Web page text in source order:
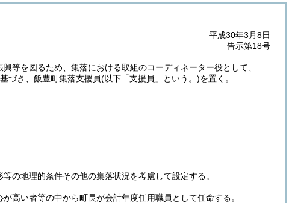
平成30年3月8日
告示第18号
等を図るため、集落における取組のコーディネーター役として、
づき、飯豊町集落支援員(以下「支援員」という。)を置く。
の地理的条件その他の集落状況を考慮して設定する。
高い者等の中から町長が会計年度任用職員として任命する。